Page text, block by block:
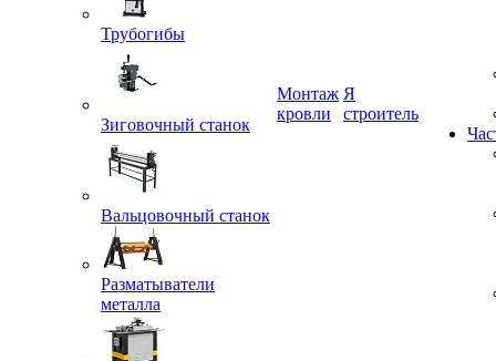
Трубогибы
Зиговочный станок
Вальцовочный станок
Разматыватели
металла
Монтаж
кровли
Я
строитель